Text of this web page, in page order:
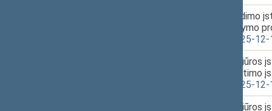
Sveikatos draudimo
pakeitimo įstatymo
XVP-875(2) 2025-12-
Sveikatos priežiūros
straipsnio pakeitimo
XVP-876(2) 2025-
Sveikatos priežiūros